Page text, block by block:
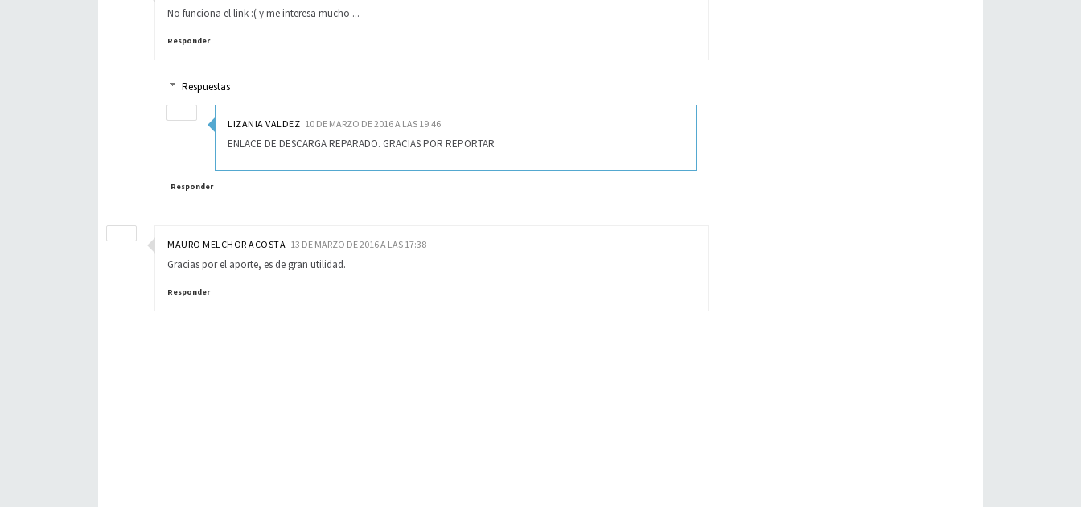
No funciona el link :( y me interesa mucho ...
Responder
Respuestas
LIZANIA VALDEZ 10 DE MARZO DE 2016 A LAS 19:46
ENLACE DE DESCARGA REPARADO. GRACIAS POR REPORTAR
Responder
MAURO MELCHOR ACOSTA 13 DE MARZO DE 2016 A LAS 17:38
Gracias por el aporte, es de gran utilidad.
Responder